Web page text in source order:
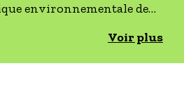
environnementale de
des déchets, et des
Voir plus